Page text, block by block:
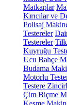
Matkaplar
Kırıcılar ve
Polisaj
Testereler
Testereler
Kuyruğu
Ucu Bahçe
Budama
Motorlu
Testere
Çim Biçme
Kesme